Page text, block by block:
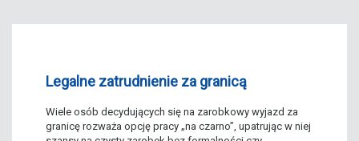
Legalne zatrudnienie za granicą
Wiele osób decydujących się na zarobkowy wyjazd za
granicę rozważa opcję pracy „na czarno”, upatrując w niej